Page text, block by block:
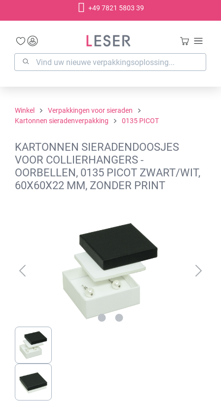
+49 7821 5803 39
Winkel
Verpakkingen voor sieraden
Kartonnen sieradenverpakking
0135 PICOT
KARTONNEN SIERADENDOOSJES
VOOR COLLIERHANGERS -
OORBELLEN, 0135 PICOT ZWART/WIT,
60X60X22 MM, ZONDER PRINT